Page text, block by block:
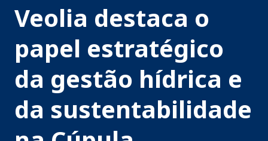
Veolia destaca o
papel estratégico
da gestão hídrica e
da sustentabilidade